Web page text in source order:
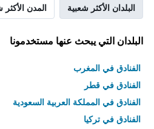
البلدان الأكثر شعبية المدن الأكثر
البلدان التي يبحث عنها مستخدمونا
الفنادق في المغرب
الفنادق في قطر
الفنادق في المملكة العربية السعودية
الفنادق في تركيا